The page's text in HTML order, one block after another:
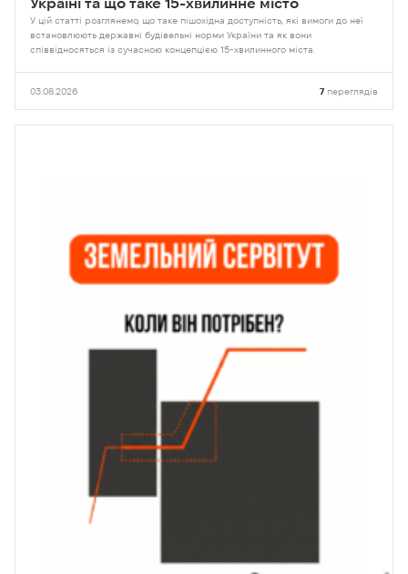
Україні та що таке 15-хвилинне місто
У цій статті розглянемо, що таке пішохідна доступність, які вимоги до неї
встановлюють державні будівельні норми України та як вони
співвідносяться із сучасною концепцією 15-хвилинного міста.
03.08.2026 7 переглядів